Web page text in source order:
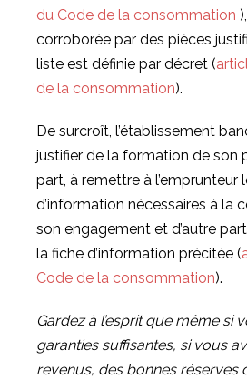
du Code de la consommation
corroborée par des pièces
liste est définie par décret (
de la consommation).
De surcroît, l’établissement
justifier de la formation de son
part, à remettre à l’emprunteur
d’information nécessaires à la
son engagement et d’autre
la fiche d’information précitée (
Code de la consommation).
Gardez à l’esprit que même si
garanties suffisantes, si vous
revenus, des bonnes réserves